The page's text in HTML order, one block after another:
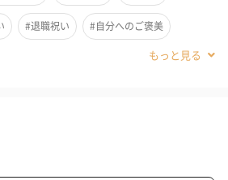
作られた繊細でフローラルで爽やかな
は毎日のスタートに欠かせない紅茶で
#退職祝い #自分へのご褒美
#お中元